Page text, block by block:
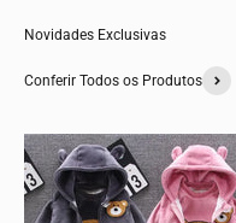
Novidades Exclusivas
Conferir Todos os Produtos